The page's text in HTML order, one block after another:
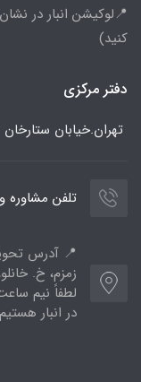
📍لوکیشن انبار در
کنید)
دفتر مرکزی
تهران.خیابان ستارخان
تلفن مشاوره و
📍 آدرس
لطفاً نیم
در انبار هستیم